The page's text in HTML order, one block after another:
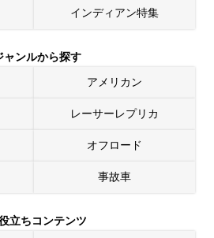
インディアン特集
ャンルから探す
アメリカン
レーサーレプリカ
オフロード
事故車
立ちコンテンツ